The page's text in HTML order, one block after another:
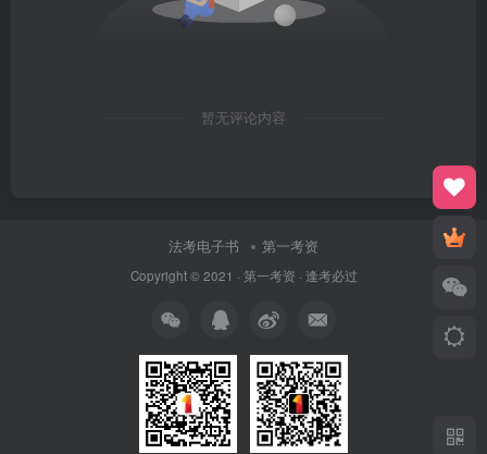
暂无评论内容
法考电子书 第一考资
Copyright © 2021 · 第一考资 · 逢考必过